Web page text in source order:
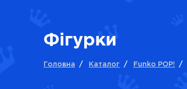
Фігурки
Головна / Каталог / Funko POP! /